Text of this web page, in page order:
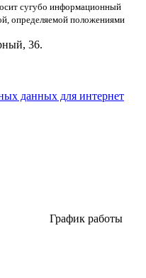
сугубо информационный
определяемой положениями
36.
данных для интернет
График работы